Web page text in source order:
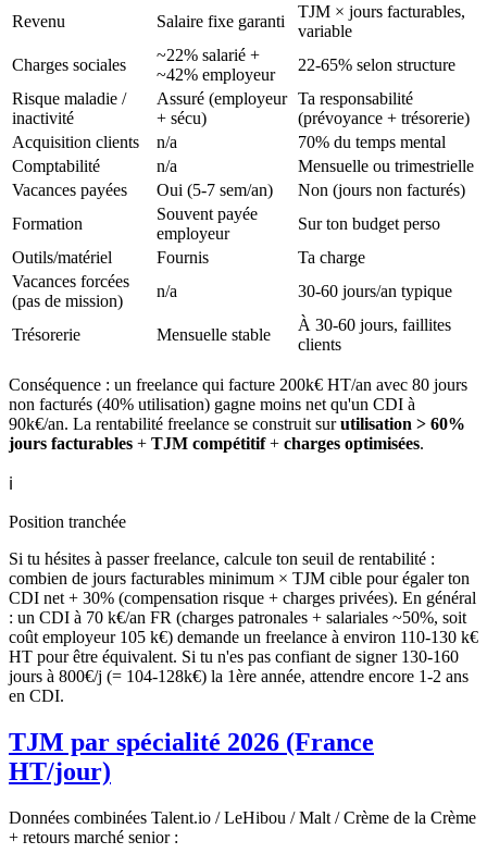
Revenu
Salaire fixe garanti
TJM × jours facturables,
variable
Charges sociales
~22% salarié +
~42% employeur
22-65% selon structure
Risque maladie /
inactivité
Assuré (employeur
+ sécu)
Ta responsabilité
(prévoyance + trésorerie)
Acquisition clients
n/a
70% du temps mental
Comptabilité
n/a
Mensuelle ou trimestrielle
Vacances payées
Oui (5-7 sem/an)
Non (jours non facturés)
Formation
Souvent payée
employeur
Sur ton budget perso
Outils/matériel
Fournis
Ta charge
Vacances forcées
(pas de mission)
n/a 30-60 jours/an typique
Trésorerie Mensuelle stable
À 30-60 jours, faillites
clients
Conséquence : un freelance qui facture 200k€ HT/an avec 80 jours
non facturés (40% utilisation) gagne moins net qu'un CDI à
90k€/an. La rentabilité freelance se construit surutilisation > 60%
jours facturables + TJM compétitif+ charges optimisées.
ℹ️
Position tranchée
Si tu hésites à passer freelance, calcule ton seuil de rentabilité :
combien de jours facturables minimum × TJM cible pour égaler ton
CDI net + 30% (compensation risque + charges privées). En général
: un CDI à 70 k€/an FR (charges patronales + salariales ~50%, soit
coût employeur 105 k€) demande un freelance à environ 110-130 k€
HT pour être équivalent. Si tu n'es pas confiant de signer 130-160
jours à 800€/j (= 104-128k€) la 1ère année, attendre encore 1-2 ans
en CDI.
TJM par spécialité 2026 (France
HT/jour)
Données combinées Talent.io / LeHibou / Malt / Crème de la Crème
+ retours marché senior :